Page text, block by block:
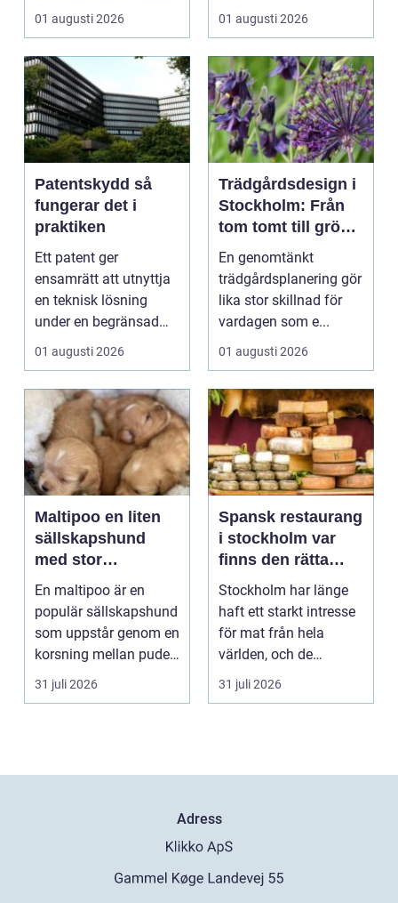
ge verkligt värd...
01 augusti 2026 01 augusti 2026
Patentskydd så
fungerar det i
praktiken
Ett patent ger
ensamrätt att utnyttja
en teknisk lösning
under en begränsad
tid, oftast 20 år. Rätt ...
01 augusti 2026
Trädgårdsdesign i
Stockholm: Från
tom tomt till grön
oas
En genomtänkt
trädgårdsplanering gör
lika stor skillnad för
vardagen som e...
01 augusti 2026
Maltipoo en liten
sällskapshund
med stor
personlighet
En maltipoo är en
populär sällskapshund
som uppstår genom en
korsning mellan pudel
och malteser. Kom...
31 juli 2026
Spansk restaurang
i stockholm var
finns den rätta
smaken av
spanien?
Stockholm har länge
haft ett starkt intresse
för mat från hela
världen, och de
senaste åren har
suge...
31 juli 2026
Adress